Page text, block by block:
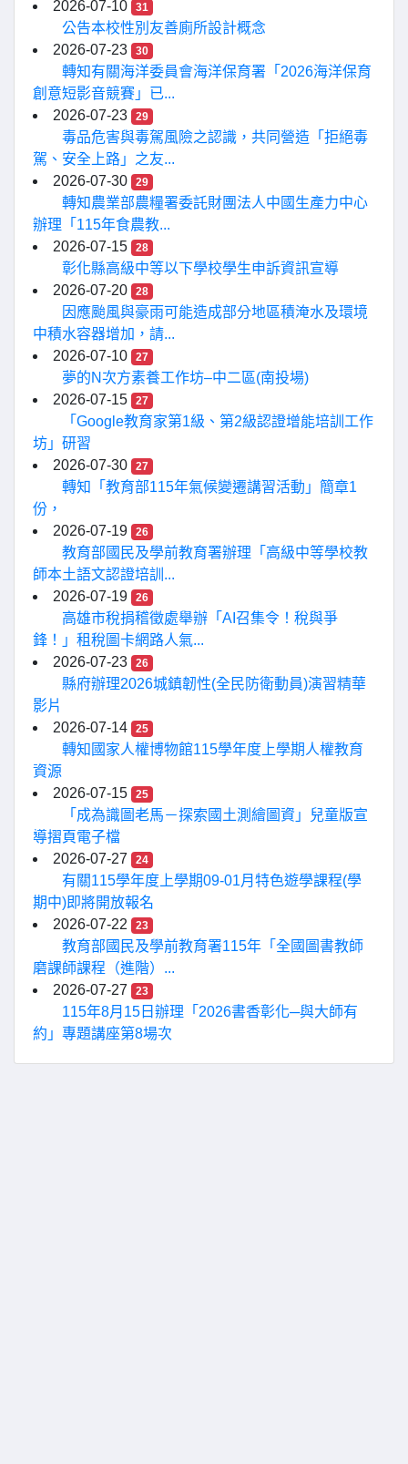
2026-07-10 31
公告本校性別友善廁所設計概念
2026-07-23
30
轉知有關海洋委員會海洋保育署「2026海洋保育
創意短影音競賽」已...
2026-07-23
29
毒品危害與毒駕風險之認識，共同營造「拒絕毒
駕、安全上路」之友...
2026-07-30
29
轉知農業部農糧署委託財團法人中國生產力中心
辦理「115年食農教...
2026-07-15
28
彰化縣高級中等以下學校學生申訴資訊宣導
2026-07-20
28
因應颱風與豪雨可能造成部分地區積淹水及環境
中積水容器增加，請...
2026-07-10
27
夢的N次方素養工作坊–中二區(南投場)
2026-07-15
27
「Google教育家第1級、第2級認證增能培訓工作
坊」研習
2026-07-30
27
轉知「教育部115年氣候變遷講習活動」簡章1
份，
2026-07-19
26
教育部國民及學前教育署辦理「高級中等學校教
師本土語文認證培訓...
2026-07-19
26
高雄市稅捐稽徵處舉辦「AI召集令！稅與爭
鋒！」租稅圖卡網路人氣...
2026-07-23
26
縣府辦理2026城鎮韌性(全民防衛動員)演習精華
影片
2026-07-14
25
轉知國家人權博物館115學年度上學期人權教育
資源
2026-07-15
25
「成為識圖老馬－探索國土測繪圖資」兒童版宣
導摺頁電子檔
2026-07-27
24
有關115學年度上學期09-01月特色遊學課程(學
期中)即將開放報名
2026-07-22
23
教育部國民及學前教育署115年「全國圖書教師
磨課師課程（進階）...
2026-07-27
23
115年8月15日辦理「2026書香彰化─與大師有
約」專題講座第8場次